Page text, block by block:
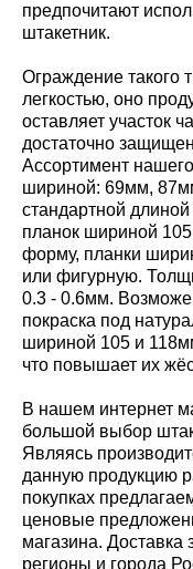
предпочитают
штакетник.
Ограждение такого
легкостью, оно
оставляет участок
достаточно
Ассортимент
шириной: 69мм,
стандартной
планок шириной
форму, планки
или фигурную.
0.3 - 0.6мм.
покраска под
шириной 105 и
что повышает их
В нашем интернет
большой выбор
Являясь
данную продукцию
покупках
ценовые
магазина. Доставка
регионы и города